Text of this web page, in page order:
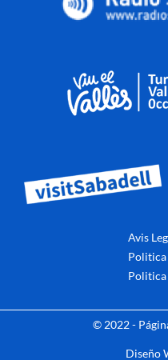
Avis
Politica
© 2022 -
Diseño